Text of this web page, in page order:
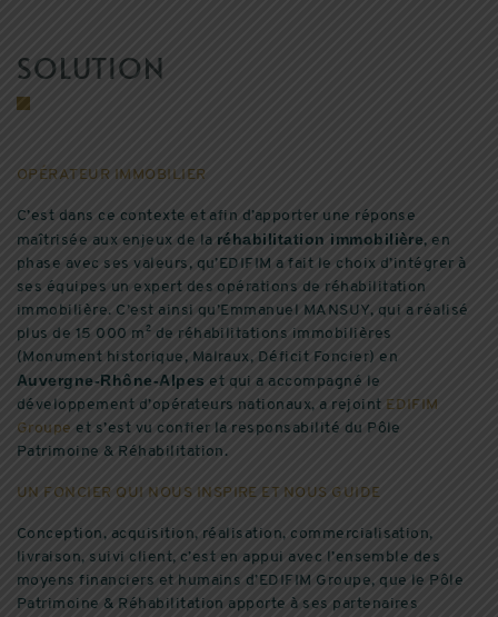
SOLUTION
OPÉRATEUR IMMOBILIER
C’est dans ce contexte et afin d’apporter une réponse
maîtrisée aux enjeux de la réhabilitation immobilière, en
phase avec ses valeurs, qu’EDIFIM a fait le choix d’intégrer à
ses équipes un expert des opérations de réhabilitation
immobilière. C’est ainsi qu’Emmanuel MANSUY, qui a réalisé
plus de 15 000 m² de réhabilitations immobilières
(Monument historique, Malraux, Déficit Foncier) en
Auvergne-Rhône-Alpes et qui a accompagné le
développement d’opérateurs nationaux, a rejoint EDIFIM
Groupe et s’est vu confier la responsabilité du Pôle
Patrimoine & Réhabilitation.
UN FONCIER QUI NOUS INSPIRE ET NOUS GUIDE
Conception, acquisition, réalisation, commercialisation,
livraison, suivi client, c’est en appui avec l’ensemble des
moyens financiers et humains d’EDIFIM Groupe, que le Pôle
Patrimoine & Réhabilitation apporte à ses partenaires